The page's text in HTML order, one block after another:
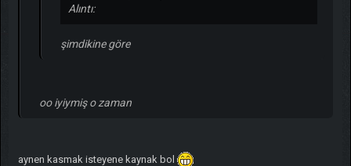
Alıntı:
şimdikine göre
oo iyiymiş o zaman
aynen kasmak isteyene kaynak bol